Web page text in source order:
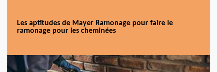
Les aptitudes de Mayer Ramonage pour faire le
ramonage pour les cheminées